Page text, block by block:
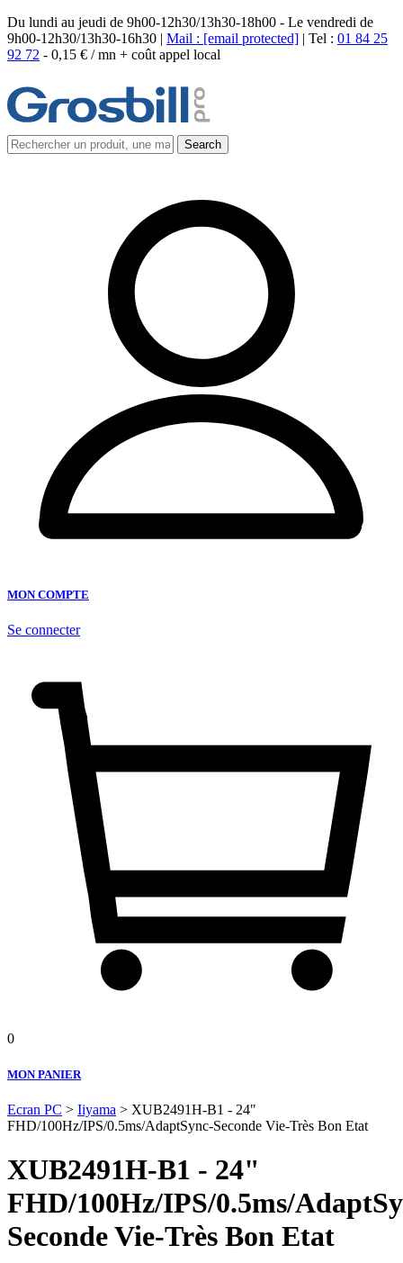
Du lundi au jeudi de 9h00-12h30/13h30-18h00 - Le vendredi de
9h00-12h30/13h30-16h30 | Mail : [email protected] | Tel : 01 84 25
92 72 - 0,15 € / mn + coût appel local
MON COMPTE
Se connecter
0
MON PANIER
Ecran PC > Iiyama > XUB2491H-B1 - 24"
FHD/100Hz/IPS/0.5ms/AdaptSync-Seconde Vie-Très Bon Etat
XUB2491H-B1 - 24"
FHD/100Hz/IPS/0.5ms/
Seconde Vie-Très Bon Etat